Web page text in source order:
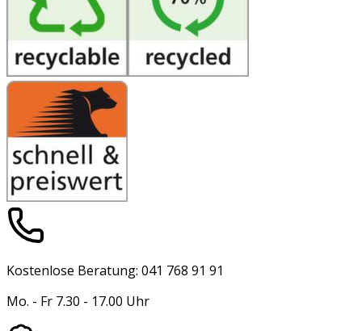
Kostenlose Beratung: 041 768 91 91
Mo. - Fr 7.30 - 17.00 Uhr